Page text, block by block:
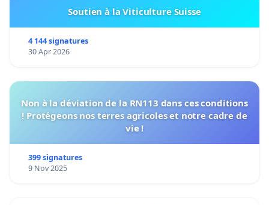
Soutien à la Viticulture Suisse
4 144 signatures
30 Apr 2026
Non à la déviation de la RN113 dans ces conditions
! Protégeons nos terres agricoles et notre cadre de
vie !
399 signatures
9 Nov 2025